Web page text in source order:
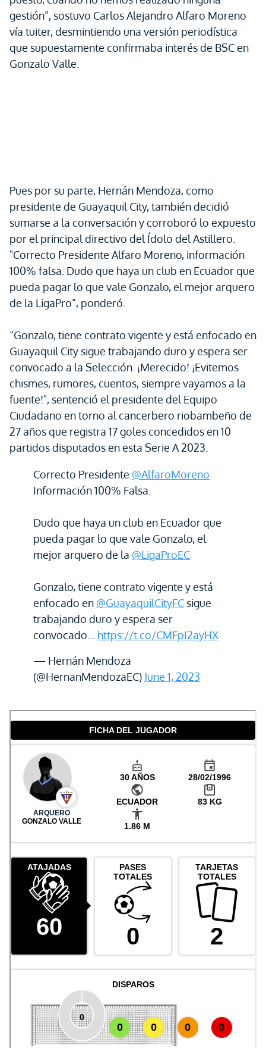
gestión”, sostuvo Carlos Alejandro Alfaro Moreno
vía tuiter, desmintiendo una versión periodística
que supuestamente confirmaba interés de BSC en
Gonzalo Valle.
Pues por su parte, Hernán Mendoza, como
presidente de Guayaquil City, también decidió
sumarse a la conversación y corroboró lo expuesto
por el principal directivo del Ídolo del Astillero.
"Correcto Presidente Alfaro Moreno, información
100% falsa. Dudo que haya un club en Ecuador que
pueda pagar lo que vale Gonzalo, el mejor arquero
de la LigaPro”, ponderó.
“Gonzalo, tiene contrato vigente y está enfocado en
Guayaquil City sigue trabajando duro y espera ser
convocado a la Selección. ¡Merecido! ¡Evitemos
chismes, rumores, cuentos, siempre vayamos a la
fuente!", sentenció el presidente del Equipo
Ciudadano en torno al cancerbero riobambeño de
27 años que registra 17 goles concedidos en 10
partidos disputados en esta Serie A 2023.
Correcto Presidente @AlfaroMoreno
Información 100% Falsa.
Dudo que haya un club en Ecuador que
pueda pagar lo que vale Gonzalo, el
mejor arquero de la @LigaProEC
Gonzalo, tiene contrato vigente y está
enfocado en @GuayaquilCityFC sigue
trabajando duro y espera ser
convocado… https://t.co/CMFpI2ayHX
— Hernán Mendoza
(@HernanMendozaEC) June 1, 2023